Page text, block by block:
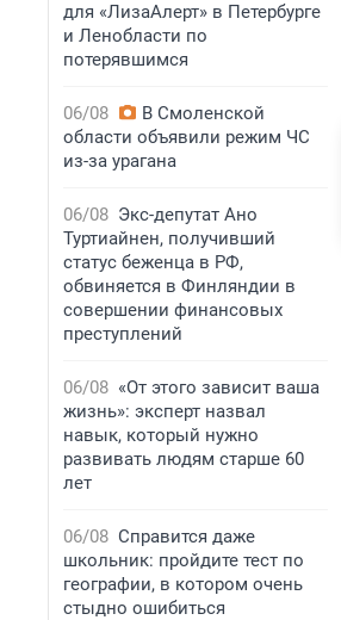
для «ЛизаАлерт» в Петербурге
и Ленобласти по
потерявшимся
06/08
В Смоленской
области объявили режим ЧС
из-за урагана
06/08 Экс-депутат Ано
Туртиайнен, получивший
статус беженца в РФ,
обвиняется в Финляндии в
совершении финансовых
преступлений
06/08 «От этого зависит ваша
жизнь»: эксперт назвал
навык, который нужно
развивать людям старше 60
лет
06/08 Справится даже
школьник: пройдите тест по
географии, в котором очень
стыдно ошибиться